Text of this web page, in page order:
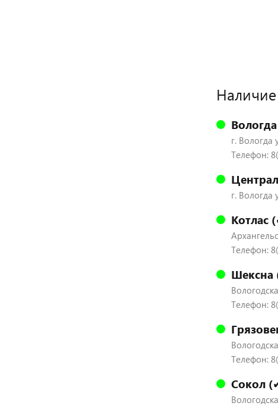
г. Вологда
Телефон:
г. Вологда
Котлас
Телефон:
Шексна
Телефон:
Телефон:
Сокол